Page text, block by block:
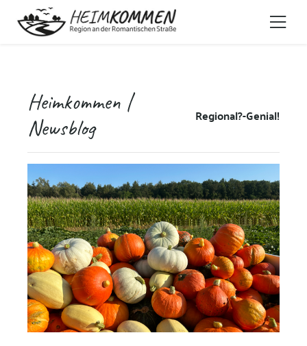
Heimkommen |
Newsblog
Regional?-Genial!